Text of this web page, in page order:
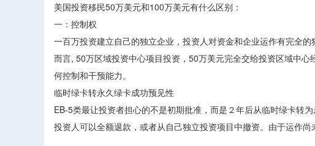
美国投资移民50万美元和100万美元有什么区别：
一：控制权
一百万投资建立自己的独立企业，投资人对资金和企业运作有完全
而言, 50万区域投资中心项目投资，50万美元完全交给投资区域中
何控制和干预能力。
临时绿卡转永久绿卡成功预见性
EB-5类最让投资者担心的不是初期批准，而是２年后从临时绿卡转
投资人可以全额退款，或者从自己独立投资项目中撤资。由于运作尚